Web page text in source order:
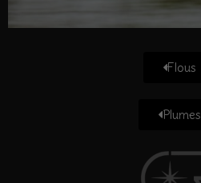
Flous
Plumes